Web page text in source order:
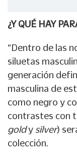
¿Y QUÉ HAY
“Dentro de las
siluetas
generación
masculina de
como negro y
contrastes con
goldy silver)
colección.